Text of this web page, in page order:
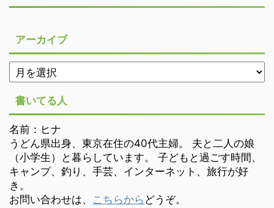
アーカイブ
書いてる人
名前：ヒナ
うどん県出身、東京在住の40代主婦。 夫と二人の娘
（小学生）と暮らしています。 子どもと過ごす時間、
キャンプ、釣り、手芸、インターネット、旅行が好
き。
お問い合わせは、 こちらから どうぞ。